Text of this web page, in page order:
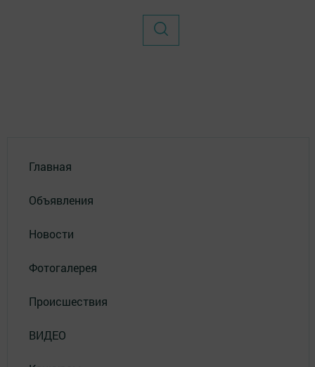
Главная
Объявления
Новости
Фотогалерея
Происшествия
ВИДЕО